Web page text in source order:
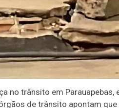
no trânsito em
de trânsito apontam